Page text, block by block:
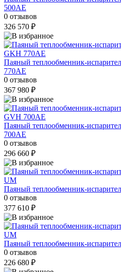
500AE
0 отзывов
326 570 ₽
Паяный теплообменник-
770AE
0 отзывов
367 980 ₽
Паяный теплообменник-
700AE
0 отзывов
296 660 ₽
Паяный теплообменник-
0 отзывов
377 610 ₽
Паяный теплообменник-
0 отзывов
226 680 ₽